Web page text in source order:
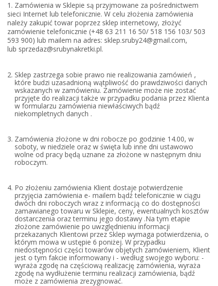
1. Zamówienia w Sklepie są przyjmowane za pośrednictwem
sieci Internet lub telefonicznie. W celu złożenia zamówienia
należy zakupić towar poprzez sklep internetowy, złożyć
zamówienie telefonicznie (+48 63 211 16 50/ 518 156 103/ 503
593 900) lub mailem na adres: sklep.sruby24@gmail.com,
lub sprzedaz@srubynakretki.pl.
Sklep zastrzega sobie prawo nie realizowania zamówień ,
które budzi uzasadnioną wątpliwość do prawdziwości danych
wskazanych w zamówieniu. Zamówienie może nie zostać
przyjęte do realizacji także w przypadku podania przez Klienta
w formularzu zamówienia niewłaściwych bądź
niekompletnych danych .
Zamówienia złożone w dni robocze po godzinie 14.00, w
soboty, w niedziele oraz w święta lub inne dni ustawowo
wolne od pracy będą uznane za złożone w następnym dniu
roboczym.
Po złożeniu zamówienia Klient dostaje potwierdzenie
przyjęcia zamówienia e- mailem bądź telefonicznie w ciągu
dwóch dni roboczych wraz z informacją co do dostępności
zamawianego towaru w Sklepie, ceny, ewentualnych kosztów
dostarczenia oraz terminu jego dostawy .Na tym etapie
złożone zamówienie po uwzględnieniu informacji
przekazanych Klientowi przez Sklep wymaga potwierdzenia, o
którym mowa w ustępie 6 poniżej. W przypadku
niedostępności części towarów objętych zamówieniem, Klient
jest o tym fakcie informowany i - według swojego wyboru: -
wyraża zgodę na częściową realizację zamówienia, wyraża
zgodę na wydłużenie terminu realizacji zamówienia, bądź
może z zamówienia zrezygnować.